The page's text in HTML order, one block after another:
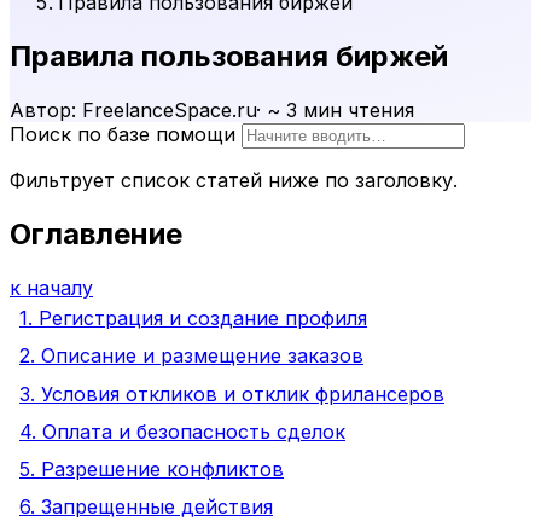
Правила пользования биржей
Автор: FreelanceSpace.ru· ~ 3 мин чтения
Поиск по базе помощи
Фильтрует список статей ниже по заголовку.
Оглавление
к началу
1. Регистрация и создание профиля
2. Описание и размещение заказов
3. Условия откликов и отклик фрилансеров
4. Оплата и безопасность сделок
5. Разрешение конфликтов
6. Запрещенные действия